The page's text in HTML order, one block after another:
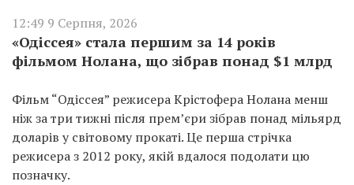
12:49 9 Серпня, 2026
«Одіссея» стала першим за 14 років
фільмом Нолана, що зібрав понад $1 млрд
Фільм “Одіссея” режисера Крістофера Нолана менш
ніж за три тижні після прем’єри зібрав понад мільярд
доларів у світовому прокаті. Це перша стрічка
режисера з 2012 року, якій вдалося подолати цю
позначку.